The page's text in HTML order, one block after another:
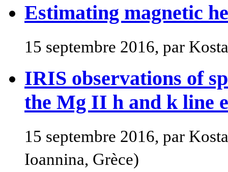
Estimating magnetic
15 septembre 2016, par
IRIS observations of
the Mg II h and k line
15 septembre 2016, par
Ioannina, Grèce)